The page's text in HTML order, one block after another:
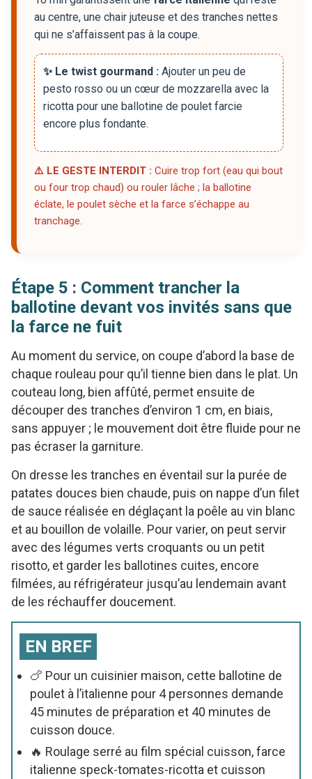
au centre, une chair juteuse et des tranches nettes
qui ne s’affaissent pas à la coupe.
✨ Le twist gourmand : Ajouter un peu de
pesto rosso ou un cœur de mozzarella avec la
ricotta pour une ballotine de poulet farcie
encore plus fondante.
⚠️ LE GESTE INTERDIT : Cuire trop fort (eau qui bout
ou four trop chaud) ou rouler lâche ; la ballotine
éclate, le poulet sèche et la farce s’échappe au
tranchage.
Étape 5 : Comment trancher la
ballotine devant vos invités sans que
la farce ne fuit
Au moment du service, on coupe d’abord la base de
chaque rouleau pour qu’il tienne bien dans le plat. Un
couteau long, bien affûté, permet ensuite de
découper des tranches d’environ 1 cm, en biais,
sans appuyer ; le mouvement doit être fluide pour ne
pas écraser la garniture.
On dresse les tranches en éventail sur la purée de
patates douces bien chaude, puis on nappe d’un filet
de sauce réalisée en déglaçant la poêle au vin blanc
et au bouillon de volaille. Pour varier, on peut servir
avec des légumes verts croquants ou un petit
risotto, et garder les ballotines cuites, encore
filmées, au réfrigérateur jusqu’au lendemain avant
de les réchauffer doucement.
EN BREF
🍗 Pour un cuisinier maison, cette ballotine de
poulet à l’italienne pour 4 personnes demande
45 minutes de préparation et 40 minutes de
cuisson douce.
🔥 Roulage serré au film spécial cuisson, farce
italienne speck-tomates-ricotta et cuisson